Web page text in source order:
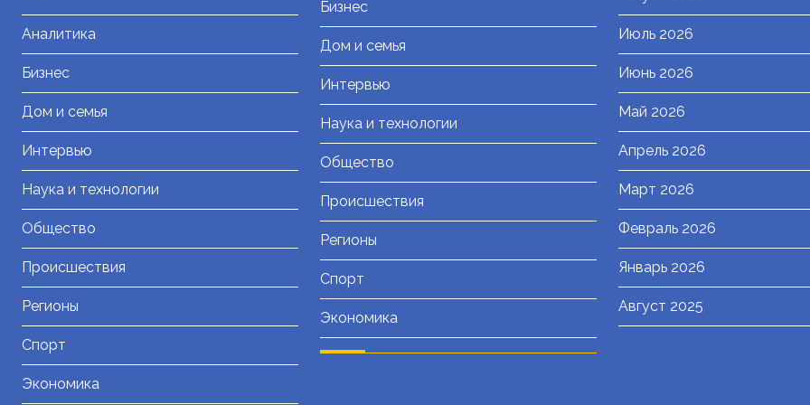
Аналитика
Бизнес
Дом и семья
Интервью
Наука и технологии
Общество
Происшествия
Регионы
Спорт
Экономика
Бизнес
Дом и семья
Интервью
Наука и технологии
Общество
Происшествия
Регионы
Спорт
Экономика
Июль 2026
Июнь 2026
Май 2026
Апрель 2026
Март 2026
Февраль 2026
Январь 2026
Август 2025